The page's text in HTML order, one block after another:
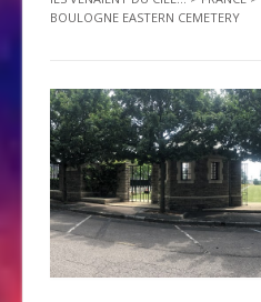
BOULOGNE EASTERN CEMETERY